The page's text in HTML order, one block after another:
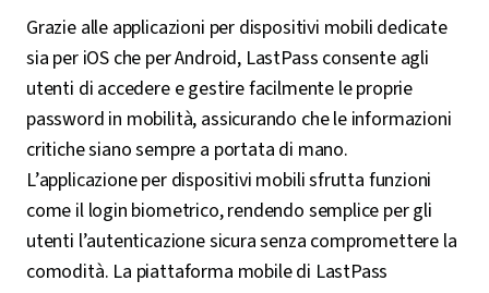
Grazie alle applicazioni per dispositivi mobili dedicate
sia per iOS che per Android, LastPass consente agli
utenti di accedere e gestire facilmente le proprie
password in mobilità, assicurando che le informazioni
critiche siano sempre a portata di mano.
L’applicazione per dispositivi mobili sfrutta funzioni
come il login biometrico, rendendo semplice per gli
utenti l’autenticazione sicura senza compromettere la
comodità. La piattaforma mobile di LastPass